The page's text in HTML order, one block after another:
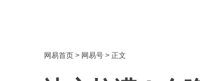
网易首页 > 网易号 > 正文